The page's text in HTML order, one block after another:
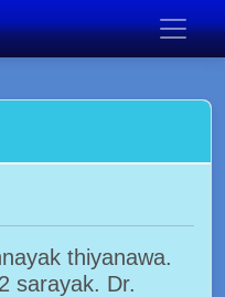
thiyanawa.
sarayak. Dr.